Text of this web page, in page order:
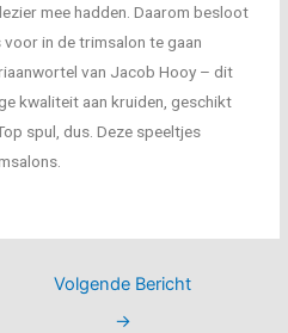
mee hadden. Daarom besloot
in de trimsalon te gaan
van Jacob Hooy – dit
kwaliteit aan kruiden, geschikt
spul, dus. Deze speeltjes
Volgende Bericht
→